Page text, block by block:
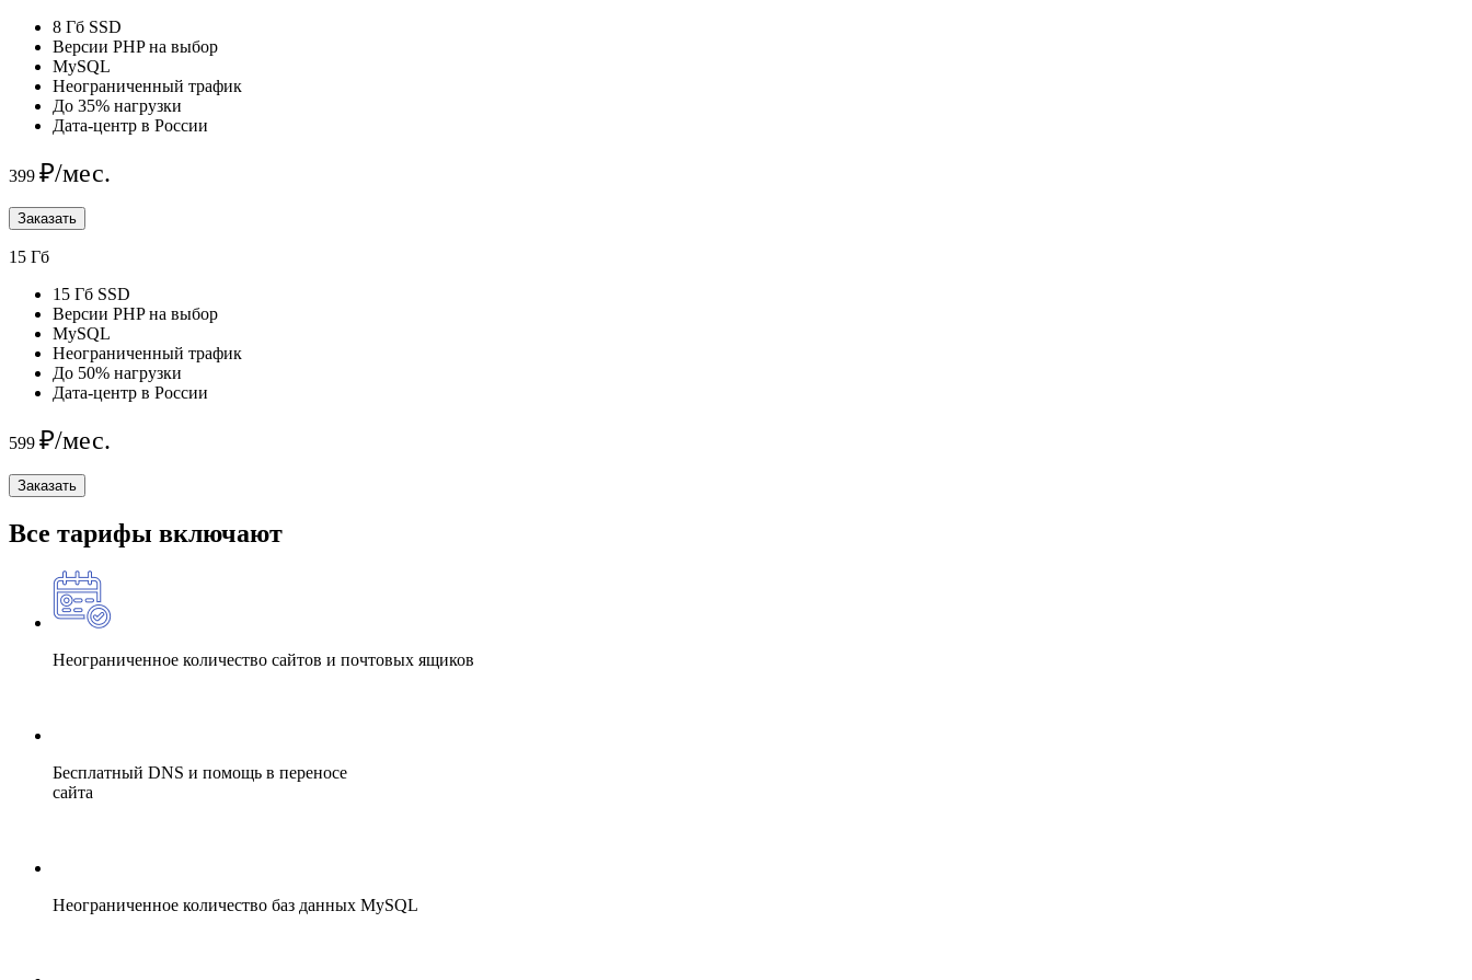
8 Гб SSD
Версии PHP на выбор
MySQL
Неограниченный трафик
До 35% нагрузки
Дата-центр в России
399 ₽/мес.
Заказать
15 Гб
15 Гб SSD
Версии PHP на выбор
MySQL
Неограниченный трафик
До 50% нагрузки
Дата-центр в России
599 ₽/мес.
Заказать
Все тарифы включают
Неограниченное количество сайтов и почтовых ящиков
Бесплатный DNS и помощь в переносе
сайта
Неограниченное количество баз данных MySQL